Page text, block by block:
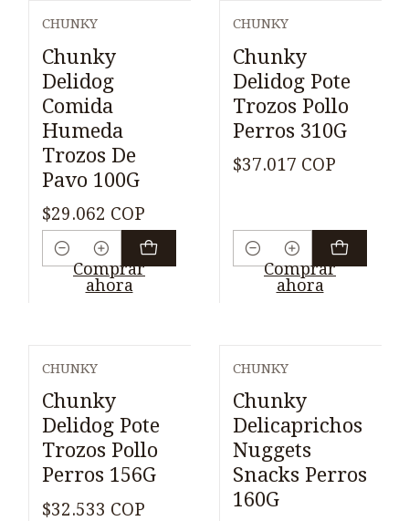
CHUNKY
Chunky
Delidog
Comida
Humeda
Trozos De
Pavo 100G
$29.062 COP
Cantidad
Comprar
ahora
CHUNKY
Chunky
Delidog Pote
Trozos Pollo
Perros 310G
$37.017 COP
Cantidad
Comprar
ahora
CHUNKY
Chunky
Delidog Pote
Trozos Pollo
Perros 156G
$32.533 COP
CHUNKY
Chunky
Delicaprichos
Nuggets
Snacks Perros
160G